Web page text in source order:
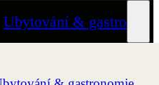
Ubytování & gastro